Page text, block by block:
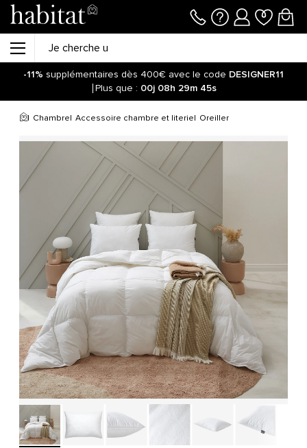
-11% supplémentaires dès 400€ avec le code DESIGNER11
Plus que : 00j 08h 29m 45s
Chambre Accessoire chambre et literie Oreiller